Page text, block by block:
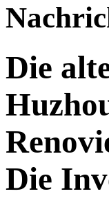
Die
Die